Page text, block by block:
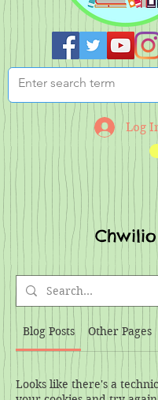
Log
Chwilio
Blog Posts Other Pages
Looks like there's a